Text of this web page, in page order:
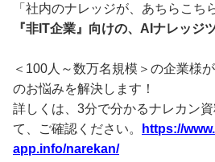
「社内のナレッジが、あちらこち
『非IT企業』向けの、AIナレッジ
＜100人～数万名規模＞の企業様
のお悩みを解決します！
詳しくは、3分で分かるナレカン
て、ご確認ください。
https://
app.info/narekan/